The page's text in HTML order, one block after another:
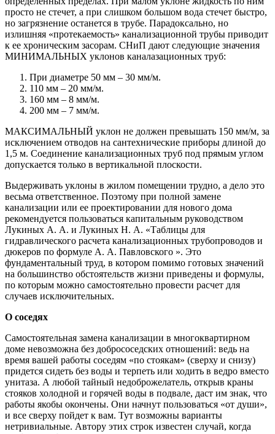
просто не стечет, а при слишком большом вода стечет быстро,
но загрязнение останется в трубе. Парадоксально, но
излишняя «протекаемость» канализационной трубы приводит
к ее хроническим засорам. СНиП дают следующие значения
МИНИМАЛЬНЫХ уклонов каналазационных труб:
При диаметре 50 мм – 30 мм/м.
110 мм – 20 мм/м.
160 мм – 8 мм/м.
200 мм – 7 мм/м.
МАКСИМАЛЬНЫЙ уклон не должен превышать 150 мм/м, за
исключением отводов на сантехнические приборы длиной до
1,5 м. Соединение канализационных труб под прямым углом
допускается только в вертикальной плоскости.
Выдерживать уклоны в жилом помещении трудно, а дело это
весьма ответственное. Поэтому при полной замене
канализации или ее проектировании для нового дома
рекомендуется пользоваться капитальным руководством
Лукиных А. А. и Лукиных Н. А. «Таблицы для
гидравлического расчета канализационных трубопроводов и
дюкеров по формуле А. А. Павловского ». Это
фундаментальный труд, в котором помимо готовых значений
на большинство обстоятельств жизни приведены и формулы,
по которым можно самостоятельно провести расчет для
случаев исключительных.
О соседях
Самостоятельная замена канализации в многоквартирном
доме невозможна без добрососедских отношений: ведь на
время вашей работы соседям «по стоякам» (сверху и снизу)
придется сидеть без воды и терпеть или ходить в ведро вместо
унитаза. А любой тайный недоброжелатель, открыв краны
стояков холодной и горячей воды в подвале, даст им знак, что
работы якобы окончены. Они начнут пользоваться «от души»,
и все сверху пойдет к вам. Тут возможны варианты
нетривиальные. Автору этих строк известен случай, когда